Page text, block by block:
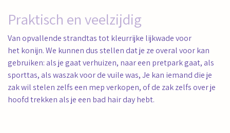
Praktisch en veelzijdig
Van opvallende strandtas tot kleurrijke lijkwade voor
het konijn. We kunnen dus stellen dat je ze overal voor kan
gebruiken: als je gaat verhuizen, naar een pretpark gaat, als
sporttas, als waszak voor de vuile was, Je kan iemand die je
zak wil stelen zelfs een mep verkopen, of de zak zelfs over je
hoofd trekken als je een bad hair day hebt.